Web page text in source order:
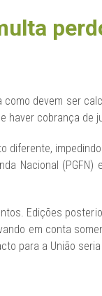
devem ser
haver cobrança de
diferente,
Nacional
Edições
em conta
para a União